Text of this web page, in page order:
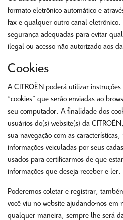
formato eletrônico automático e
fax e qualquer outro canal eletrônico.
segurança adequadas para evitar
ilegal ou acesso não autorizado aos
Cookies
A CITROËN poderá utilizar
“cookies” que serão enviadas ao
seu computador. A finalidade dos
usuários do(s) website(s) da
sua navegação com as
informações veiculadas por seus
usados para certificarmos de que
informações que deseja receber e ler.
Poderemos coletar e registrar,
você viu no website ajudando-nos em
qualquer maneira, sempre lhe será